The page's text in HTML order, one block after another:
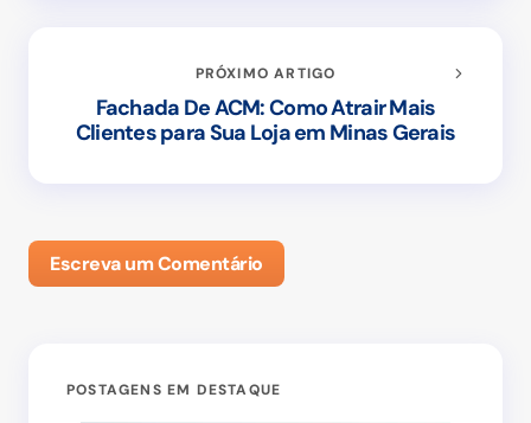
PRÓXIMO ARTIGO
Fachada De ACM: Como Atrair Mais
Clientes para Sua Loja em Minas Gerais
Escreva um Comentário
POSTAGENS EM DESTAQUE